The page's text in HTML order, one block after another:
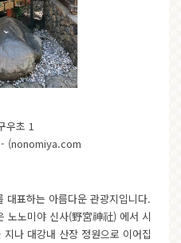
우초 1
(nonomiya.com
대표하는 아름다운 관광지입니다.
노노미야 신사(野宮神社) 에서 시
지나 대강내 산장 정원으로 이어집